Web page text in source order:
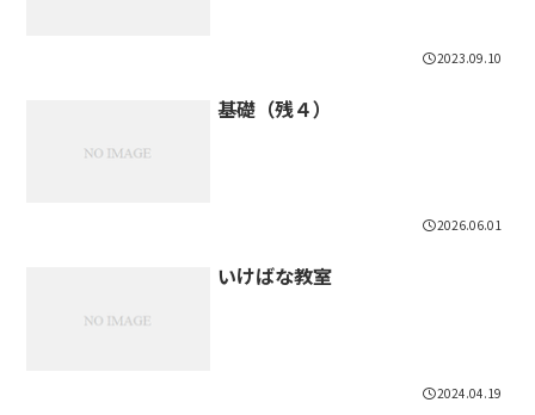
2023.09.10
基礎（残４）
2026.06.01
いけばな教室
2024.04.19